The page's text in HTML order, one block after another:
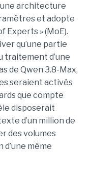
architecture
et adopte
Experts » (MoE).
qu’une partie
traitement d’une
de Qwen 3.8-Max,
seraient activés
que compte
disposerait
d’un million de
des volumes
même